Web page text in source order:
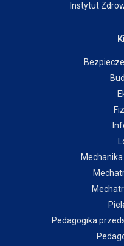
Instytut
Pedagogika